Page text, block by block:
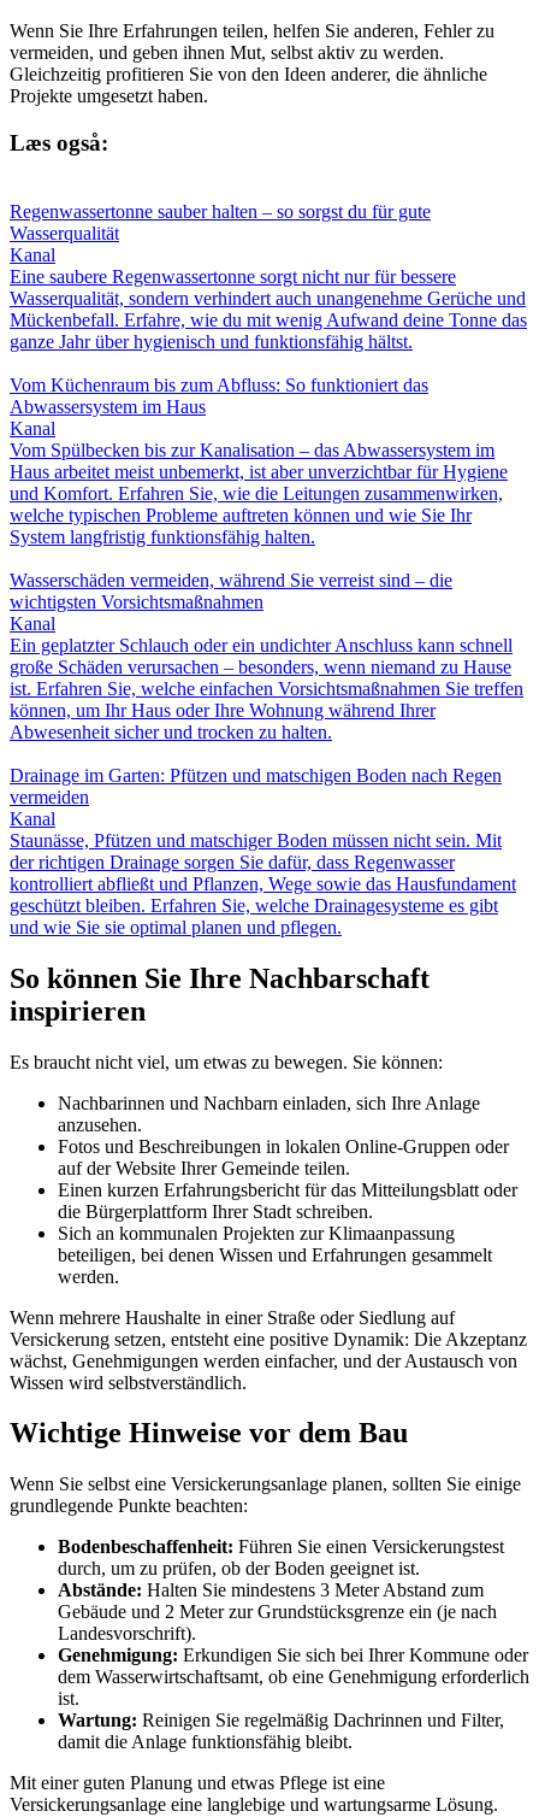
Wenn Sie Ihre Erfahrungen teilen, helfen Sie anderen, Fehler zu
vermeiden, und geben ihnen Mut, selbst aktiv zu werden.
Gleichzeitig profitieren Sie von den Ideen anderer, die ähnliche
Projekte umgesetzt haben.
Læs også:
Regenwassertonne sauber halten – so sorgst du für gute
Wasserqualität
Kanal
Eine saubere Regenwassertonne sorgt nicht nur für bessere
Wasserqualität, sondern verhindert auch unangenehme Gerüche und
Mückenbefall. Erfahre, wie du mit wenig Aufwand deine Tonne das
ganze Jahr über hygienisch und funktionsfähig hältst.
Vom Küchenraum bis zum Abfluss: So funktioniert das
Abwassersystem im Haus
Kanal
Vom Spülbecken bis zur Kanalisation – das Abwassersystem im
Haus arbeitet meist unbemerkt, ist aber unverzichtbar für Hygiene
und Komfort. Erfahren Sie, wie die Leitungen zusammenwirken,
welche typischen Probleme auftreten können und wie Sie Ihr
System langfristig funktionsfähig halten.
Wasserschäden vermeiden, während Sie verreist sind – die
wichtigsten Vorsichtsmaßnahmen
Kanal
Ein geplatzter Schlauch oder ein undichter Anschluss kann schnell
große Schäden verursachen – besonders, wenn niemand zu Hause
ist. Erfahren Sie, welche einfachen Vorsichtsmaßnahmen Sie treffen
können, um Ihr Haus oder Ihre Wohnung während Ihrer
Abwesenheit sicher und trocken zu halten.
Drainage im Garten: Pfützen und matschigen Boden nach Regen
vermeiden
Kanal
Staunässe, Pfützen und matschiger Boden müssen nicht sein. Mit
der richtigen Drainage sorgen Sie dafür, dass Regenwasser
kontrolliert abfließt und Pflanzen, Wege sowie das Hausfundament
geschützt bleiben. Erfahren Sie, welche Drainagesysteme es gibt
und wie Sie sie optimal planen und pflegen.
So können Sie Ihre Nachbarschaft
inspirieren
Es braucht nicht viel, um etwas zu bewegen. Sie können:
Nachbarinnen und Nachbarn einladen, sich Ihre Anlage
anzusehen.
Fotos und Beschreibungen in lokalen Online-Gruppen oder
auf der Website Ihrer Gemeinde teilen.
Einen kurzen Erfahrungsbericht für das Mitteilungsblatt oder
die Bürgerplattform Ihrer Stadt schreiben.
Sich an kommunalen Projekten zur Klimaanpassung
beteiligen, bei denen Wissen und Erfahrungen gesammelt
werden.
Wenn mehrere Haushalte in einer Straße oder Siedlung auf
Versickerung setzen, entsteht eine positive Dynamik: Die Akzeptanz
wächst, Genehmigungen werden einfacher, und der Austausch von
Wissen wird selbstverständlich.
Wichtige Hinweise vor dem Bau
Wenn Sie selbst eine Versickerungsanlage planen, sollten Sie einige
grundlegende Punkte beachten:
Bodenbeschaffenheit: Führen Sie einen Versickerungstest
durch, um zu prüfen, ob der Boden geeignet ist.
Abstände: Halten Sie mindestens 3 Meter Abstand zum
Gebäude und 2 Meter zur Grundstücksgrenze ein (je nach
Landesvorschrift).
Genehmigung: Erkundigen Sie sich bei Ihrer Kommune oder
dem Wasserwirtschaftsamt, ob eine Genehmigung erforderlich
ist.
Wartung: Reinigen Sie regelmäßig Dachrinnen und Filter,
damit die Anlage funktionsfähig bleibt.
Mit einer guten Planung und etwas Pflege ist eine
Versickerungsanlage eine langlebige und wartungsarme Lösung.